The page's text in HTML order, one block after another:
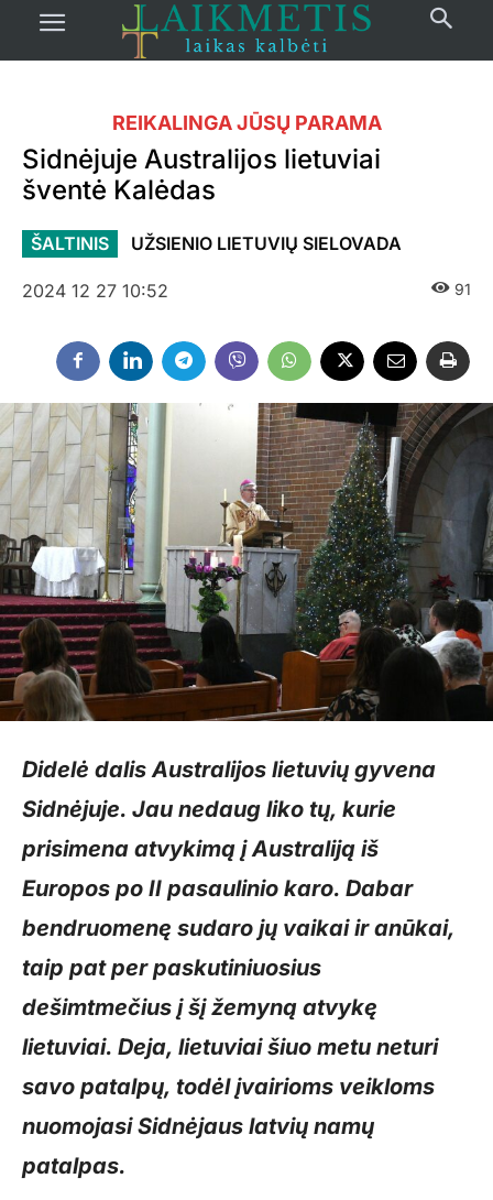
REIKALINGA JŪSŲ PARAMA
Sidnėjuje Australijos lietuviai
šventė Kalėdas
ŠALTINIS UŽSIENIO LIETUVIŲ SIELOVADA
2024 12 27 10:52 91
Didelė dalis Australijos lietuvių gyvena
Sidnėjuje. Jau nedaug liko tų, kurie
prisimena atvykimą į Australiją iš
Europos po II pasaulinio karo. Dabar
bendruomenę sudaro jų vaikai ir anūkai,
taip pat per paskutiniuosius
dešimtmečius į šį žemyną atvykę
lietuviai. Deja, lietuviai šiuo metu neturi
savo patalpų, todėl įvairioms veikloms
nuomojasi Sidnėjaus latvių namų
patalpas.